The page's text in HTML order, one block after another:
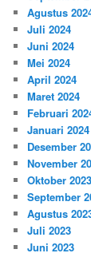
Agustus
Juli 2024
Juni 2024
Mei 2024
April 2024
Maret 2024
Februari
Januari 2024
Desember
November
Oktober 2023
September
Agustus
Juli 2023
Juni 2023